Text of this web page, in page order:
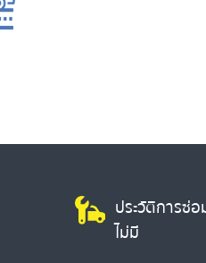
ประวัติการซ่อ
ไม่มี